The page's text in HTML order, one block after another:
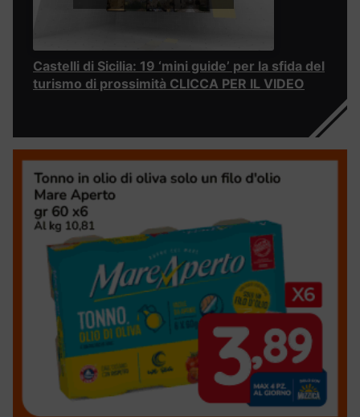
Castelli di Sicilia: 19 ‘mini guide’ per la sfida del
turismo di prossimità CLICCA PER IL VIDEO